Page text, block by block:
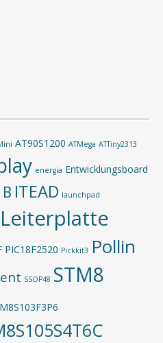
AT90S1200 ATMega ATTiny2313
energia Entwicklungsboard
ITEAD launchpad
Leiterplatte
PIC18F2520 Pickkit3 Pollin
SSOP48 STM8